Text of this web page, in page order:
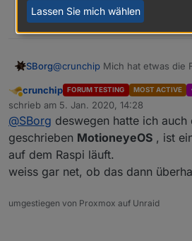
SBorg@crunchip Mich hat etwas die
Also mal nach der Meldung
dann aber richtig. Bei ARM
"nc".
Ausprobieren kann ich es
installiert eine gefixte Version.
dann openbsd-netcat nutzen
Abwesend
crunchip FORUM TESTING MOST ACTIVE
schrieb am 5. Jan. 2020, 14:28
zuletzt editiert von
@SBorg deswegen hatte ich
geschrieben MotioneyeOS , ist
auf dem Raspi läuft.
weiss gar net, ob das dann
umgestiegen von Proxmox auf Unraid
Lassen Sie mich wählen